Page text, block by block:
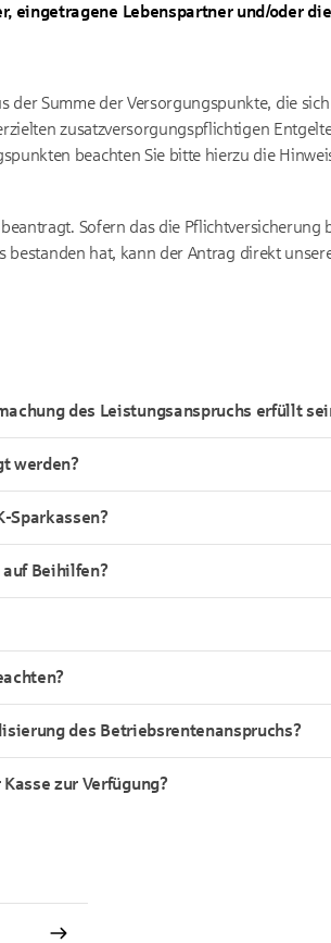
eingetragene Lebenspartner und/oder
Summe der Versorgungspunkte, die
zusatzversorgungspflichtigen
beachten Sie bitte hierzu die
Sofern das die Pflichtversicherung
hat, kann der Antrag direkt
des Leistungsanspruchs erfüllt
werden?
Sparkassen?
Beihilfen?
des Betriebsrentenanspruchs?
zur Verfügung?